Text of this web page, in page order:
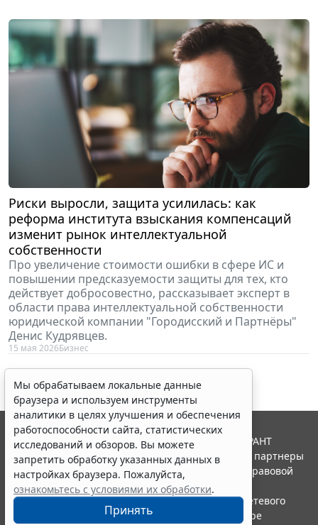
Риски выросли, защита усилилась: как
реформа института взыскания компенсаций
изменит рынок интеллектуальной
собственности
Про увеличение стоимости ошибки в сфере ИС и
повышении предсказуемости защиты для тех, кто
действует добросовестно, рассказывает эксперт в
области права интеллектуальной собственности
юридической компании "Городисский и Партнёры"
Денис Кудрявцев.
15 мая 2026Бизнес
Мы обрабатываем локальные данные
браузера и используем инструменты
аналитики в целях улучшения и обеспечения
работоспособности сайта, статистических
исследований и обзоров. Вы можете
запретить обработку указанных данных в
настройках браузера. Пожалуйста,
ознакомьтесь с условиями их обработки.
Принять
© ООО "НПП "ГАРАНТ-СЕРВИС", 2026. Система ГАРАНТ
выпускается с 1990 года. Компания "Гарант" и ее партнеры
являются участниками Российской ассоциации правовой
информации ГАРАНТ.
Портал ГАРАНТ.РУ зарегистрирован в качестве сетевого
издания Федеральной службой по надзору в сфере